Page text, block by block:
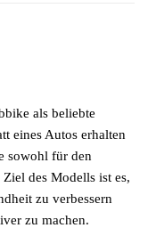
als beliebte
eines Autos erhalten
sowohl für den
des Modells ist es,
zu verbessern
zu machen.